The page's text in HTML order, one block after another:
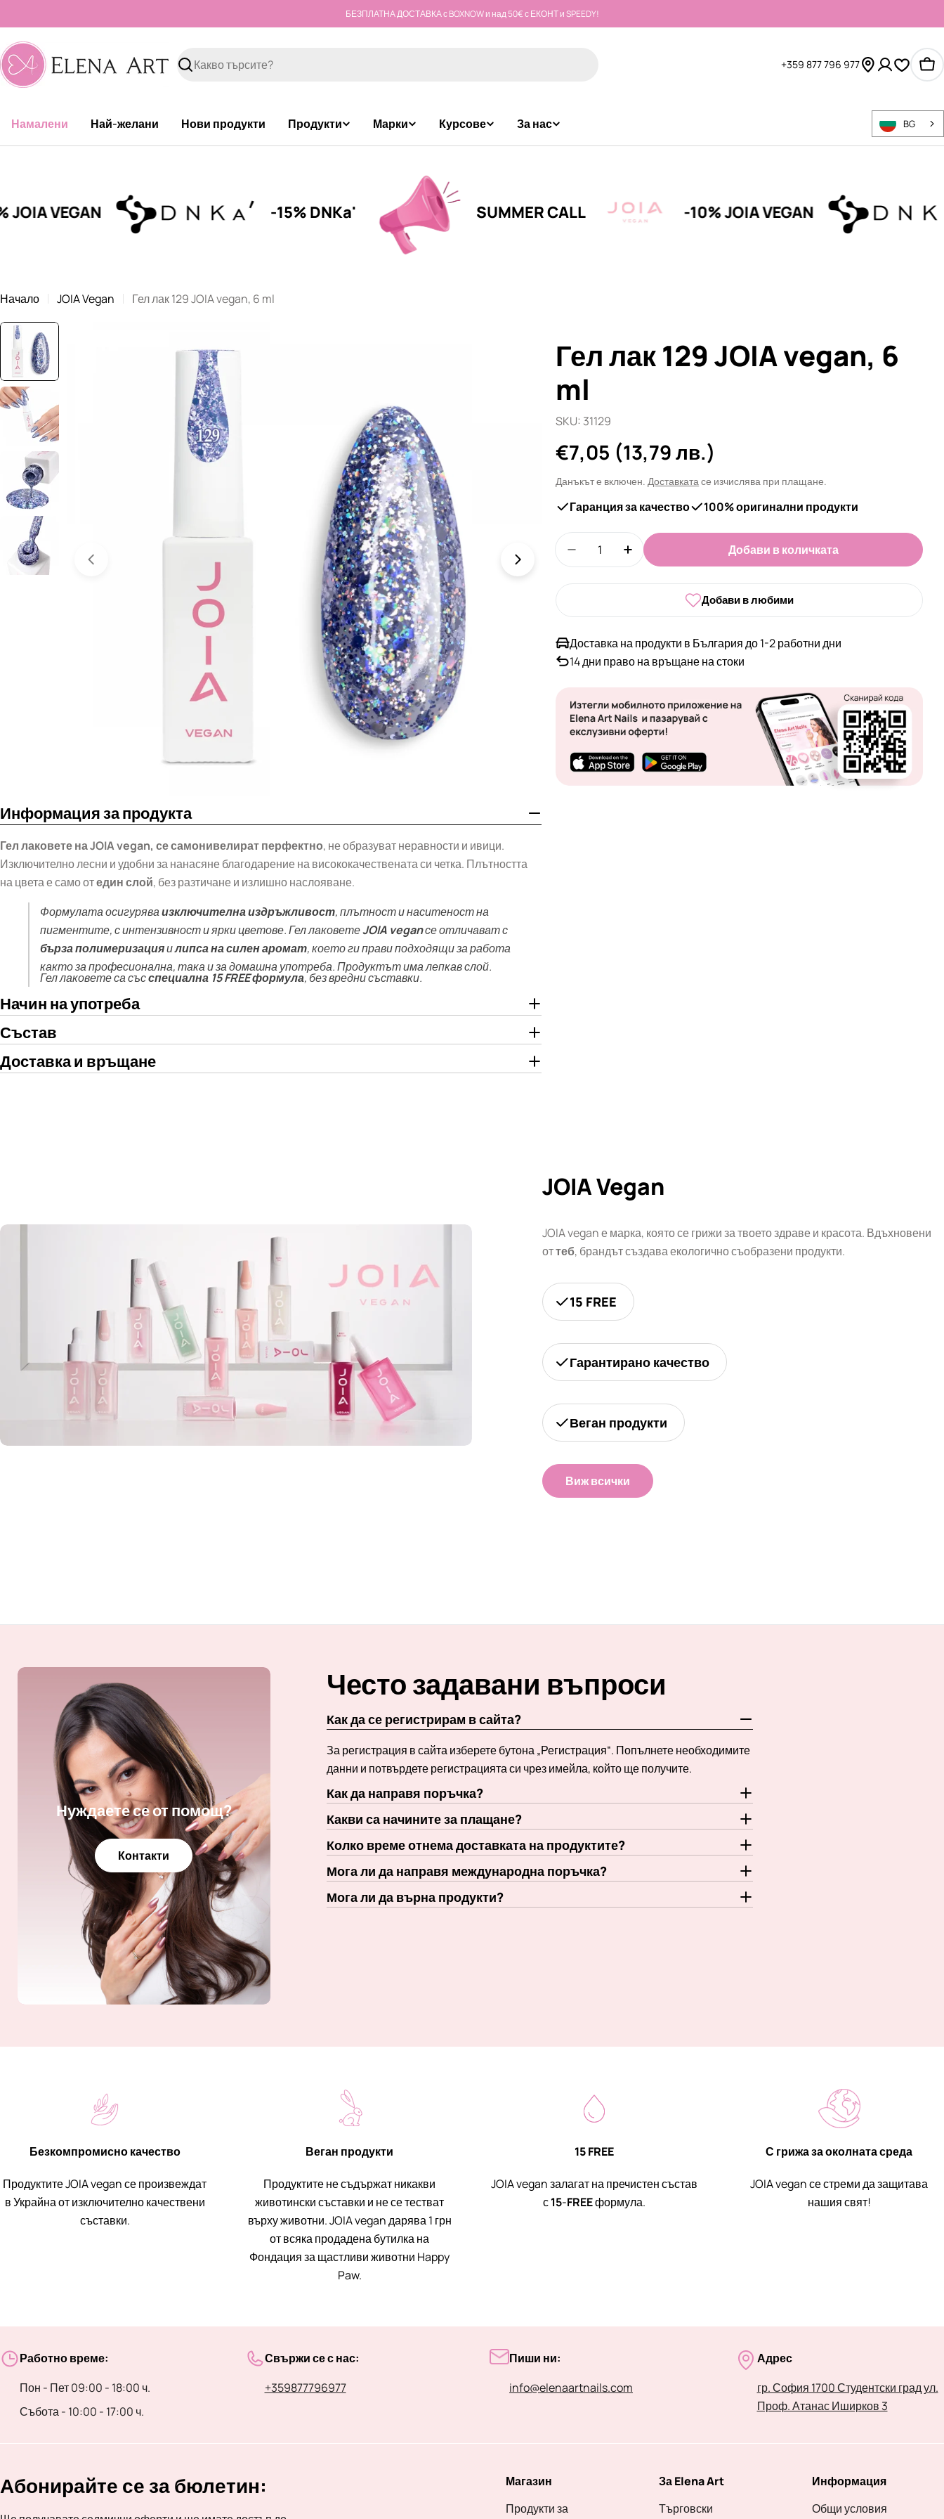
съдържанието
БЕЗПЛАТНА ДОСТАВКА с BOXNOW и над 50€ с ЕКОНТ и SPEEDY!
Търсене
+359 877 796 977
Намалени Най-желани Нови продукти Продукти Марки Курсове За нас BG
-15% DNKa' SUMMER CALL -10% JOIA VEGAN -
Начало JOIA Vegan Гел лак 129 JOIA vegan, 6 ml
Отвори медия 0 в прозорец Отвори медия 1 в прозорец
Информация за продукта
Гел лаковете на JOIA vegan, се самонивелират перфектно, не образуват неравности и ивици.
Изключително лесни и удобни за нанасяне благодарение на висококачествената си четка. Плътността
на цвета е само отедин слой, без разтичане и излишно наслояване.
Формулата осигуряваизключителна издръжливост, плътност и наситеност на
пигментите, с интензивност и ярки цветове. Гел лаковетеJOIA veganсе отличават с
бърза полимеризацияилипса на силен аромат, което ги прави подходящи за работа
както за професионална, така и за домашна употреба. Продуктът има лепкав слой.
Гел лаковете са съсспециална 15 FREE формула, без вредни съставки.
Начин на употреба
Състав
Доставка и връщане
Гел лак 129 JOIA vegan, 6
ml
SKU: 31129
Редовна
цена
€7,05 (13,79 лв.)
Данъкът е включен.Доставкатасе изчислява при плащане.
Гаранция за качество 100% оригинални продукти
Намали количеството за Гел лак 129 JOIA vegan, 6 ml
Увеличи количеството за Гел лак 129 JOIA vegan, 6
Добави в количката
Добави в любими
Доставка на продукти в България до 1-2 работни дни
14 дни право на връщане на стоки
JOIA Vegan
JOIA vegan е марка, която се грижи за твоето здраве и красота. Вдъхновени
оттеб, брандът създава екологично съобразени продукти.
15 FREE
Гарантирано качество
Веган продукти
Виж всички
Нуждаете се от помощ?
Контакти
Често задавани въпроси
Как да се регистрирам в сайта?
За регистрация в сайта изберете бутона „Регистрация“. Попълнете необходимите
данни и потвърдете регистрацията си чрез имейла, който ще получите.
Как да направя поръчка?
Какви са начините за плащане?
Колко време отнема доставката на продуктите?
Мога ли да направя международна поръчка?
Мога ли да върна продукти?
Безкомпромисно качество
Продуктите JOIA vegan се произвеждат
в Украйна от изключително качествени
съставки.
Веган продукти
Продуктите не съдържат никакви
животински съставки и не се тестват
върху животни. JOIA vegan дарява 1 грн
от всяка продадена бутилка на
Фондация за щастливи животни Happy
Paw.
15 FREE
JOIA vegan залагат на пречистен състав
с15-FREEформула.
С грижа за околната среда
JOIA vegan се стреми да защитава
нашия свят!
Работно време:
Пон - Пет 09:00 - 18:00 ч.
Събота - 10:00 - 17:00 ч.
Свържи се с нас:
+359877796977
Пиши ни:
info@elenaartnails.com
Адрес
гр. София 1700 Студентски град ул.
Проф. Атанас Иширков 3
Абонирайте се за бюлетин:
Магазин
Продукти за
За Elena Art
Търговски
Информация
Общи условия